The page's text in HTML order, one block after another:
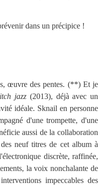
dans un précipice !
œuvre des pentes. (**) Et je
jazz (2013), déjà avec un
idéale. Sknail en personne
d'une trompette, d'une
aussi de la collaboration
neuf titres de cet album à
discrète, raffinée,
la voix nonchalante de
impeccables des